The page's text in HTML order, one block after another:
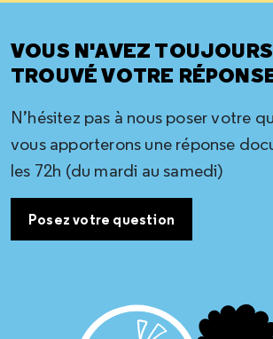
VOUS N'AVEZ
TROUVÉ VOTRE
N’hésitez pas à nous poser votre
vous apporterons une réponse
les 72h (du mardi au samedi)
Posez votre question